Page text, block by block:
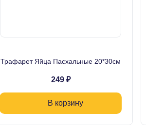
Трафарет Яйца Пасхальные 20*30см
249 ₽
В корзину